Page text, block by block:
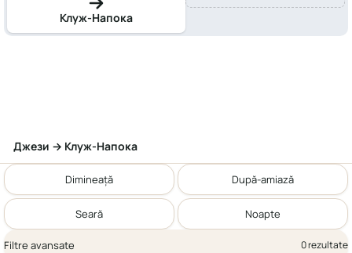
Клуж-Напока
Джези → Клуж-Напока
Dimineață După-amiază
Seară Noapte
Filtre avansate 0 rezultate